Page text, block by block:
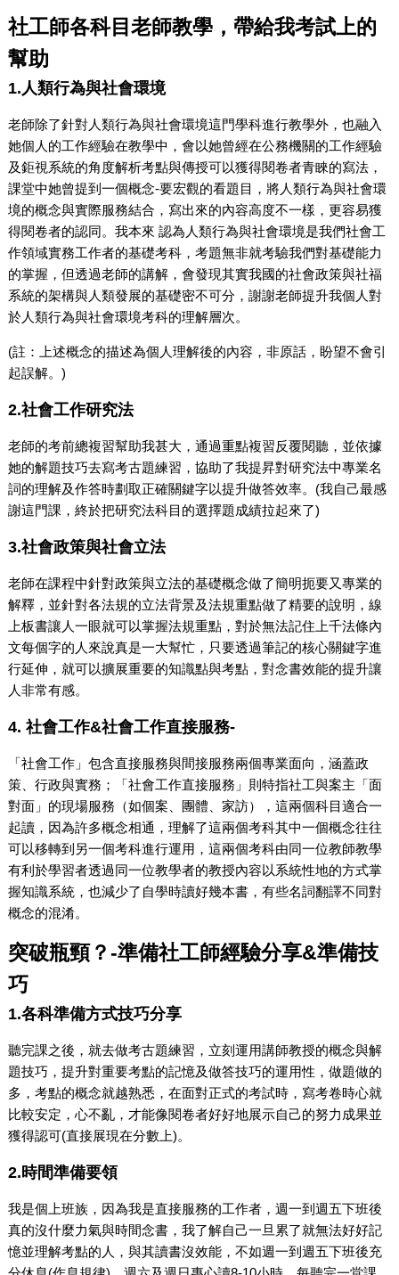
社工師各科目老師教學，帶給我考試上的
幫助
1.人類行為與社會環境
老師除了針對人類行為與社會環境這門學科進行教學外，也融入
她個人的工作經驗在教學中，會以她曾經在公務機關的工作經驗
及鉅視系統的角度解析考點與傳授可以獲得閱卷者青睞的寫法，
課堂中她曾提到一個概念-要宏觀的看題目，將人類行為與社會環
境的概念與實際服務結合，寫出來的內容高度不一樣，更容易獲
得閱卷者的認同。我本來 認為人類行為與社會環境是我們社會工
作領域實務工作者的基礎考科，考題無非就考驗我們對基礎能力
的掌握，但透過老師的講解，會發現其實我國的社會政策與社福
系統的架構與人類發展的基礎密不可分，謝謝老師提升我個人對
於人類行為與社會環境考科的理解層次。
(註：上述概念的描述為個人理解後的內容，非原話，盼望不會引
起誤解。)
2.社會工作研究法
老師的考前總複習幫助我甚大，通過重點複習反覆閱聽，並依據
她的解題技巧去寫考古題練習，協助了我提昇對研究法中專業名
詞的理解及作答時劃取正確關鍵字以提升做答效率。(我自己最感
謝這門課，終於把研究法科目的選擇題成績拉起來了)
3.社會政策與社會立法
老師在課程中針對政策與立法的基礎概念做了簡明扼要又專業的
解釋，並針對各法規的立法背景及法規重點做了精要的說明，線
上板書讓人一眼就可以掌握法規重點，對於無法記住上千法條內
文每個字的人來說真是一大幫忙，只要透過筆記的核心關鍵字進
行延伸，就可以擴展重要的知識點與考點，對念書效能的提升讓
人非常有感。
4. 社會工作&社會工作直接服務-
「社會工作」包含直接服務與間接服務兩個專業面向，涵蓋政
策、行政與實務；「社會工作直接服務」則特指社工與案主「面
對面」的現場服務（如個案、團體、家訪），這兩個科目適合一
起讀，因為許多概念相通，理解了這兩個考科其中一個概念往往
可以移轉到另一個考科進行運用，這兩個考科由同一位教師教學
有利於學習者透過同一位教學者的教授內容以系統性地的方式掌
握知識系統，也減少了自學時讀好幾本書，有些名詞翻譯不同對
概念的混淆。
突破瓶頸？-準備社工師經驗分享&準備技
巧
1.各科準備方式技巧分享
聽完課之後，就去做考古題練習，立刻運用講師教授的概念與解
題技巧，提升對重要考點的記憶及做答技巧的運用性，做題做的
多，考點的概念就越熟悉，在面對正式的考試時，寫考卷時心就
比較安定，心不亂，才能像閱卷者好好地展示自己的努力成果並
獲得認可(直接展現在分數上)。
2.時間準備要領
我是個上班族，因為我是直接服務的工作者，週一到週五下班後
真的沒什麼力氣與時間念書，我了解自己一旦累了就無法好好記
憶並理解考點的人，與其讀書沒效能，不如週一到週五下班後充